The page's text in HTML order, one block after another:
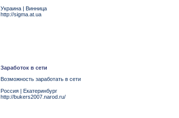
Украина | Винница
http://sigma.at.ua
Заработок в сети
Возможность заработать в сети
Россия | Екатеринбург
http://bukers2007.narod.ru/